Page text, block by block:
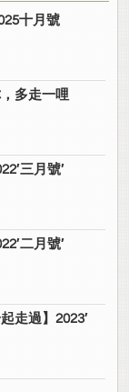
十月號
多走一哩
三月號′
二月號′
走過】2023′